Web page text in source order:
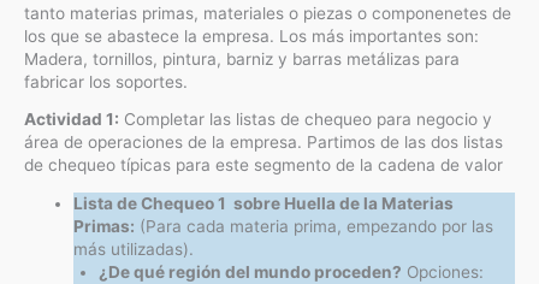
tanto materias primas, materiales o piezas o componenetes de
los que se abastece la empresa. Los más importantes son:
Madera, tornillos, pintura, barniz y barras metálizas para
fabricar los soportes.
Actividad 1: Completar las listas de chequeo para negocio y
área de operaciones de la empresa. Partimos de las dos listas
de chequeo típicas para este segmento de la cadena de valor
Lista de Chequeo 1 sobre Huella de la Materias
Primas: (Para cada materia prima, empezando por las
más utilizadas).
¿De qué región del mundo proceden? Opciones: